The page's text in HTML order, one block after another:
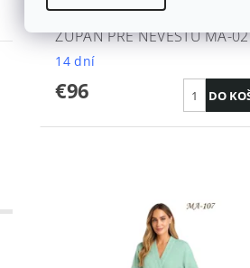
ŽUPAN PRE NEVESTU MA-02
14 dní
€96